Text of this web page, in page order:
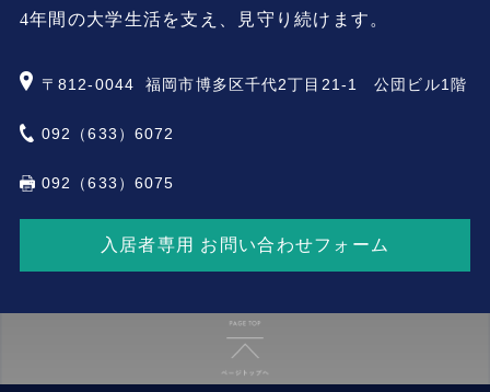
4年間の大学生活を支え、見守り続けます。
〒812-0044 福岡市博多区千代2丁目21-1 公団ビル1階
092（633）6072
092（633）6075
入居者専用 お問い合わせフォーム